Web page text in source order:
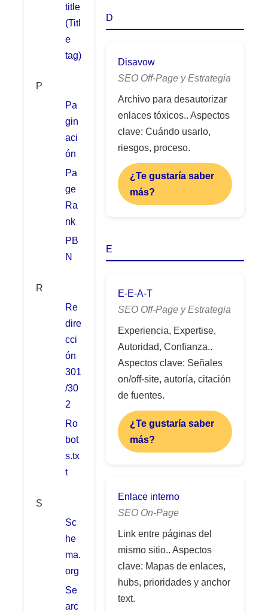
title
(Titl
e
tag)
P
Pa
gin
aci
ón
Pa
ge
Ra
nk
PB
N
R
Re
dire
cci
ón
301
/30
2
Ro
bot
s.tx
t
S
Sc
he
ma.
org
Se
arc
D
Disavow
SEO Off-Page y Estrategia
Archivo para desautorizar
enlaces tóxicos.. Aspectos
clave: Cuándo usarlo,
riesgos, proceso.
¿Te gustaría saber
más?
E
E-E-A-T
SEO Off-Page y Estrategia
Experiencia, Expertise,
Autoridad, Confianza..
Aspectos clave: Señales
on/off-site, autoría, citación
de fuentes.
¿Te gustaría saber
más?
Enlace interno
SEO On-Page
Link entre páginas del
mismo sitio.. Aspectos
clave: Mapas de enlaces,
hubs, prioridades y anchor
text.